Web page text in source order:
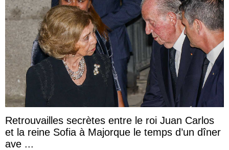
Retrouvailles secrètes entre le roi Juan Carlos
et la reine Sofia à Majorque le temps d’un dîner
ave ...